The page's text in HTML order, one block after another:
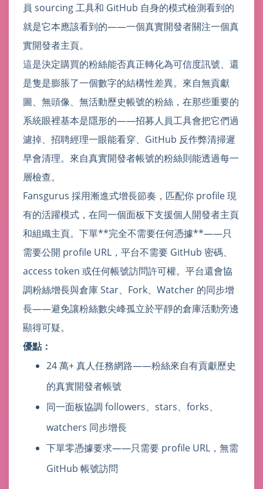
員 sourcing 工具和 GitHub 自身的模式檢測看到的
就是它本應該看到的——一個真實開發者關注一個真
實開發者主頁。
這是決定購買的粉絲能否真正轉化為可信度訊號、還
是隻是膨脹了一個數字的結構性差異。來自無貢獻
圖、無頭像、無活動歷史帳號的粉絲，在那些重要的
系統眼裡基本是隱形的——招募人員工具會把它們過
濾掉、招聘經理一眼能看穿、GitHub 反作弊清掃遲
早會清理。來自真實開發者帳號的粉絲則能透過每一
層檢查。
Fansgurus 採用漸進式增長節奏，匹配你 profile 現
有的活躍模式，在同一個面板下支援個人開發者主頁
和組織主頁。下單**完全不需要任何憑據**——只
需要公開 profile URL，平台不需要 GitHub 密碼、
access token 或任何帳號訪問許可權。平台還會協
調粉絲增長與倉庫 Star、Fork、Watcher 的同步增
長——避免讓粉絲數尖峰孤立於平靜的倉庫活動旁邊
顯得可疑。
優點：
24 萬+ 真人任務網路——粉絲來自有貢獻歷史
的真實開發者帳號
同一面板協調 followers、stars、forks、
watchers 同步增長
下單零憑據要求——只需要 profile URL，無需
GitHub 帳號訪問